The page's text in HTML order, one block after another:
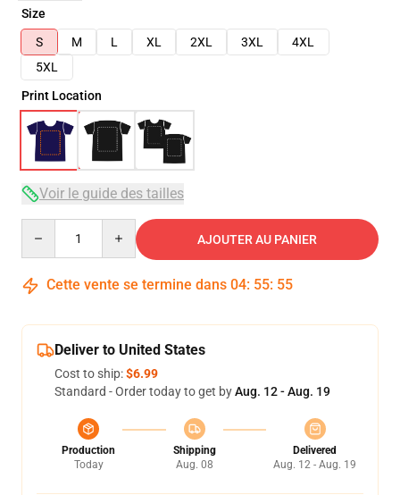
Size
S
M L XL 2XL 3XL
4XL
5XL
Print Location
Voir le guide des tailles
AJOUTER AU PANIER
Cette vente se termine dans 04: 55: 54
Deliver to United States
Cost to ship:$6.99
Standard - Order today to get byAug. 12 - Aug. 19
Production
Today
Shipping
Aug. 08
Delivered
Aug. 12 - Aug. 19